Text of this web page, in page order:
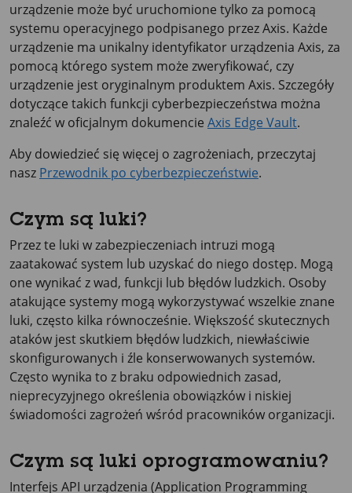
urządzenie może być uruchomione tylko za pomocą
systemu operacyjnego podpisanego przez Axis. Każde
urządzenie ma unikalny identyfikator urządzenia Axis, za
pomocą którego system może zweryfikować, czy
urządzenie jest oryginalnym produktem Axis. Szczegóły
dotyczące takich funkcji cyberbezpieczeństwa można
znaleźć w oficjalnym dokumencie Axis Edge Vault.
Aby dowiedzieć się więcej o zagrożeniach, przeczytaj
nasz Przewodnik po cyberbezpieczeństwie.
Czym są luki?
Przez te luki w zabezpieczeniach intruzi mogą
zaatakować system lub uzyskać do niego dostęp. Mogą
one wynikać z wad, funkcji lub błędów ludzkich. Osoby
atakujące systemy mogą wykorzystywać wszelkie znane
luki, często kilka równocześnie. Większość skutecznych
ataków jest skutkiem błędów ludzkich, niewłaściwie
skonfigurowanych i źle konserwowanych systemów.
Często wynika to z braku odpowiednich zasad,
nieprecyzyjnego określenia obowiązków i niskiej
świadomości zagrożeń wśród pracowników organizacji.
Czym są luki oprogramowaniu?
Interfejs API urządzenia (Application Programming